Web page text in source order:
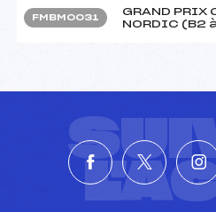
FMBM0031
GRAND PRIX
NORDIC (B2